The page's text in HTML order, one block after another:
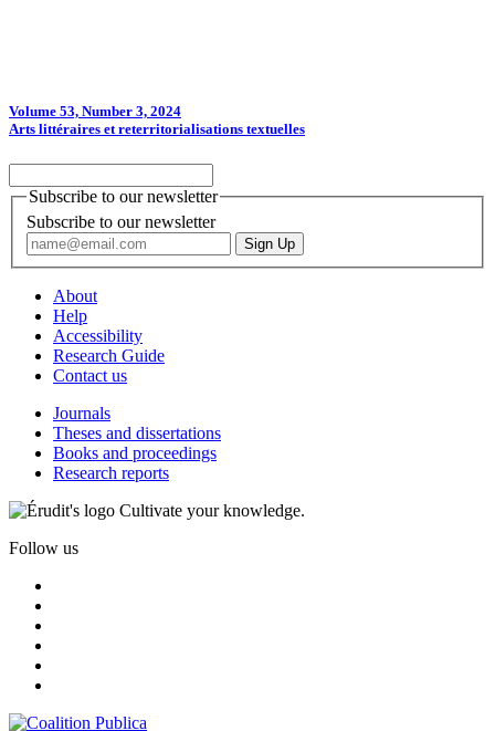
Volume 53, Number 3, 2024
Arts littéraires et reterritorialisations textuelles
Subscribe to our newsletter
Subscribe to our newsletter
About
Help
Accessibility
Research Guide
Contact us
Journals
Theses and dissertations
Books and proceedings
Research reports
Cultivate your knowledge.
Follow us